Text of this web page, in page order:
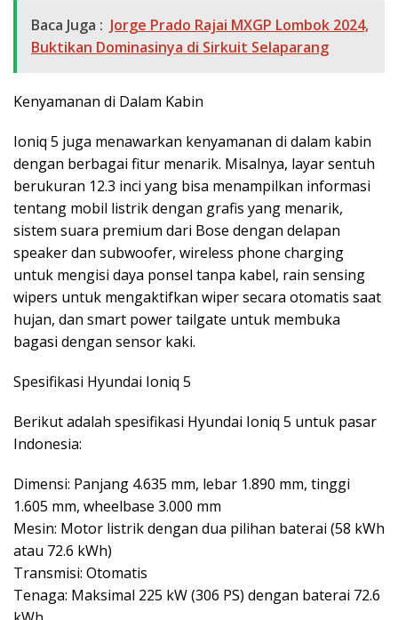
Baca Juga : Jorge Prado Rajai MXGP Lombok 2024,
Buktikan Dominasinya di Sirkuit Selaparang
Kenyamanan di Dalam Kabin
Ioniq 5 juga menawarkan kenyamanan di dalam kabin
dengan berbagai fitur menarik. Misalnya, layar sentuh
berukuran 12.3 inci yang bisa menampilkan informasi
tentang mobil listrik dengan grafis yang menarik,
sistem suara premium dari Bose dengan delapan
speaker dan subwoofer, wireless phone charging
untuk mengisi daya ponsel tanpa kabel, rain sensing
wipers untuk mengaktifkan wiper secara otomatis saat
hujan, dan smart power tailgate untuk membuka
bagasi dengan sensor kaki.
Spesifikasi Hyundai Ioniq 5
Berikut adalah spesifikasi Hyundai Ioniq 5 untuk pasar
Indonesia:
Dimensi: Panjang 4.635 mm, lebar 1.890 mm, tinggi
1.605 mm, wheelbase 3.000 mm
Mesin: Motor listrik dengan dua pilihan baterai (58 kWh
atau 72.6 kWh)
Transmisi: Otomatis
Tenaga: Maksimal 225 kW (306 PS) dengan baterai 72.6